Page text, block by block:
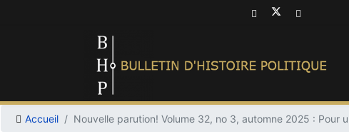
Accueil Nouvelle parution! Volume 32, no 3, automne 2025 : Pour